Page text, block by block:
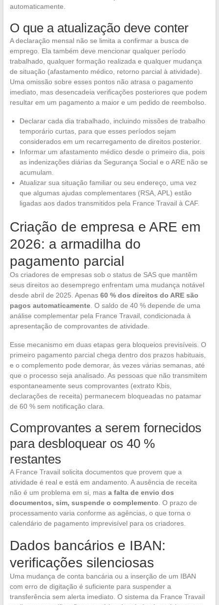
automaticamente.
O que a atualização deve conter
A declaração mensal não se limita a confirmar a busca de
emprego. Ela também deve mencionar qualquer período
trabalhado, qualquer formação realizada e qualquer mudança
de situação (afastamento médico, retorno parcial à atividade).
Uma omissão sobre esses pontos não atrasa o pagamento
imediato, mas desencadeia verificações posteriores que podem
resultar em um pagamento a maior e um pedido de reembolso.
Declarar cada dia trabalhado, incluindo missões de trabalho
temporário curtas, para que esses períodos sejam
considerados em um recarregamento de direitos posterior.
Informar um afastamento médico desde o primeiro dia, pois
as indenizações diárias da Segurança Social e o ARE não se
acumulam.
Atualizar sua situação familiar ou seu endereço, uma vez
que algumas ajudas complementares (RSA, APL) estão
ligadas aos dados transmitidos pela France Travail à CAF.
Criação de empresa e ARE em
2026: a armadilha do
pagamento parcial
Os criadores de empresas sob o status de SAS que mantêm
seus direitos ao desemprego enfrentam uma mudança notável
desde abril de 2025. Apenas 60 % dos direitos do ARE são
pagos automaticamente. O saldo de 40 % depende de uma
análise complementar pela France Travail, condicionada à
apresentação de comprovantes de atividade.
Esse mecanismo em duas etapas gera bloqueios previsíveis. O
primeiro pagamento parcial chega dentro dos prazos habituais,
e o complemento pode demorar, às vezes várias semanas, até
que o processo seja analisado. As pessoas que não transmitem
espontaneamente seus comprovantes (extrato Kbis,
declarações de receita) permanecem bloqueadas no patamar
de 60 % sem notificação clara.
Comprovantes a serem fornecidos
para desbloquear os 40 %
restantes
A France Travail solicita documentos que provem que a
atividade é real e está em andamento. A ausência de receita
não é um problema em si, mas a falta de envio dos
documentos, sim, suspende o complemento. O prazo de
processamento varia conforme as agências, o que torna o
calendário de pagamento imprevisível para os criadores.
Dados bancários e IBAN:
verificações silenciosas
Uma mudança de conta bancária ou a inserção de um IBAN
com erro de digitação é suficiente para suspender a
transferência sem alerta imediato. O sistema da France Travail